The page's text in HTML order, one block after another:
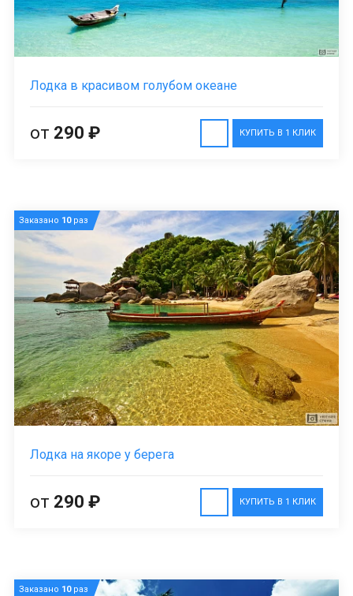
Лодка в красивом голубом океане
КУПИТЬ В 1 КЛИК
от 290 ₽
Заказано 10раз
Лодка на якоре у берега
КУПИТЬ В 1 КЛИК
от 290 ₽
Заказано 10раз